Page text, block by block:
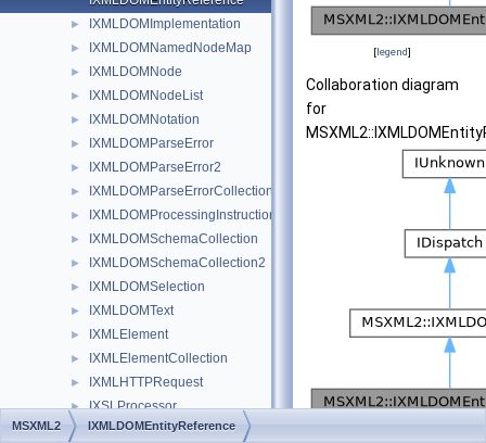
► IXMLDOMImplementation
► IXMLDOMNamedNodeMap
► IXMLDOMNode
► IXMLDOMNodeList
► IXMLDOMNotation
► IXMLDOMParseError
► IXMLDOMParseError2
► IXMLDOMParseErrorCollection
► IXMLDOMProcessingInstruction
► IXMLDOMSchemaCollection
► IXMLDOMSchemaCollection2
► IXMLDOMSelection
► IXMLDOMText
► IXMLElement
► IXMLElementCollection
► IXMLHTTPRequest
► IXSLProcessor
► IXSLTemplate
[legend]
Collaboration diagram
for
MSXML2 IXMLDOMEntityReference